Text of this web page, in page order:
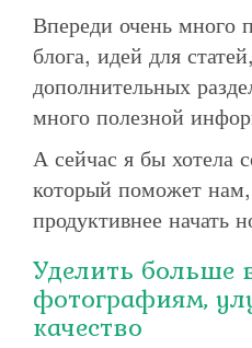
Впереди очень много
блога, идей для
дополнительных
много полезной
А сейчас я бы хотела
который поможет
продуктивнее начать
Уделить больше
фотографиям,
качество